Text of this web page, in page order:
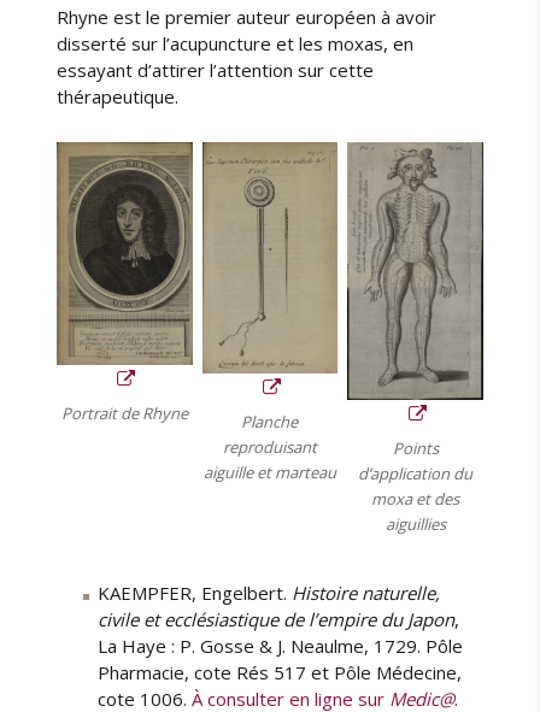
Rhyne est le premier auteur européen à avoir
disserté sur l’acupuncture et les moxas, en
essayant d’attirer l’attention sur cette
thérapeutique.
Portrait de Rhyne
Planche
reproduisant
aiguille et marteau
Points
d’application du
moxa et des
aiguillies
KAEMPFER, Engelbert. Histoire naturelle,
civile et ecclésiastique de l’empire du Japon,
La Haye : P. Gosse & J. Neaulme, 1729. Pôle
Pharmacie, cote Rés 517 et Pôle Médecine,
cote 1006. À consulter en ligne sur Medic@.